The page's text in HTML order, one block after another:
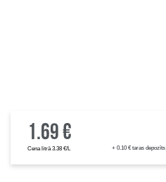
1.69 €
Cena litrā 3.38 €/L + 0.10 € taras depozīts